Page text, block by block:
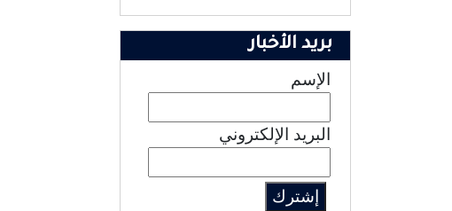
بريد الأخبار
الإسم
البريد الإلكتروني